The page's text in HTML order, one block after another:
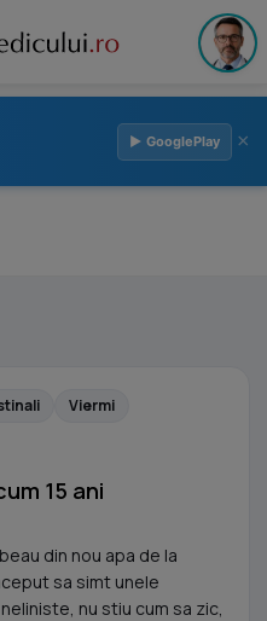
▶ GooglePlay ×
Viermi
15 ani
din nou apa de la
sa simt unele
nu stiu cum sa zic,